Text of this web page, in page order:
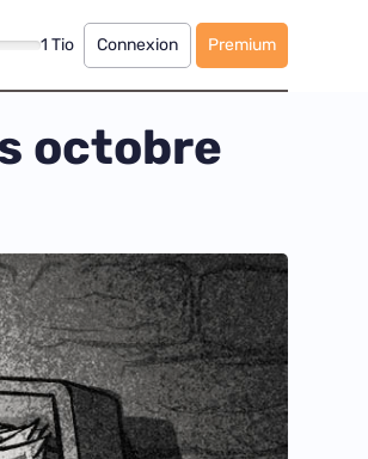
1 Tio Connexion Premium
octobre